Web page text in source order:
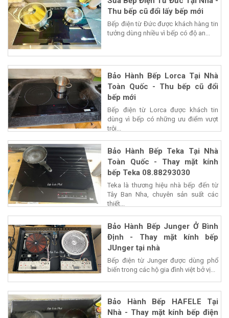
Thu bếp cũ đổi lấy bếp mới
Bếp điện từ Đức được khách hàng tin
tưởng dùng nhiều vì bếp có độ an...
Bảo Hành Bếp Lorca Tại Nhà
Toàn Quốc - Thu bếp cũ đổi
bếp mới
Bếp điện từ Lorca được khách tin
dùng vì bếp có những ưu điểm vượt
trội...
Bảo Hành Bếp Teka Tại Nhà
Toàn Quốc - Thay mặt kính
bếp Teka 08.88293030
Teka là thương hiệu nhà bếp đến từ
Tây Ban Nha, chuyên sản suất các
thiết...
Bảo Hành Bếp Junger Ở Bình
Định - Thay mặt kính bếp
JUnger tại nhà
Bếp điện từ Junger được dùng phổ
biến trong các hộ gia đình việt bở vị...
Bảo Hành Bếp HAFELE Tại
Nhà - Thay mặt kính bếp điện